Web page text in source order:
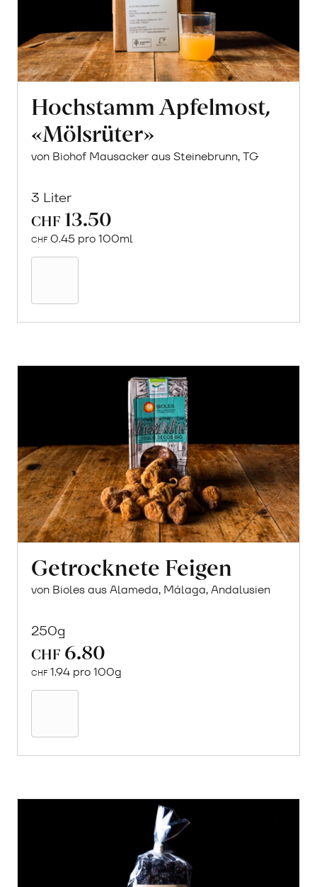
Hochstamm Apfelmost,
«Mölsrüter»
von Biohof Mausacker aus Steinebrunn, TG
3 Liter
CHF 13.50
CHF 0.45 pro 100ml
Getrocknete Feigen
von Bioles aus Alameda, Málaga, Andalusien
250g
CHF 6.80
CHF 1.94 pro 100g